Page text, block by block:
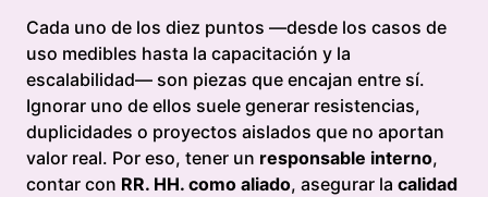
Cada uno de los diez puntos —desde los casos de
uso medibles hasta la capacitación y la
escalabilidad— son piezas que encajan entre sí.
Ignorar uno de ellos suele generar resistencias,
duplicidades o proyectos aislados que no aportan
valor real. Por eso, tener un responsable interno,
contar con RR. HH. como aliado, asegurar la calidad